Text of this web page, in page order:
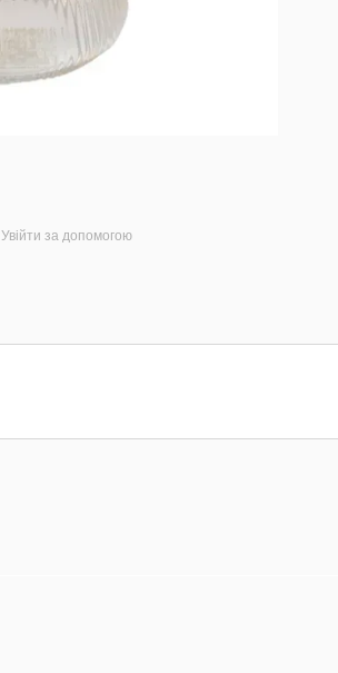
Увійти за допомогою